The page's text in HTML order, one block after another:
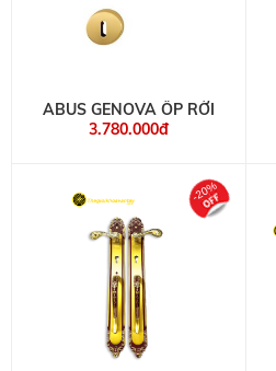
ABUS GENOVA ỐP RỜI
3.780.000đ
-20%